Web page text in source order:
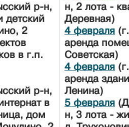
р-н,
детский
2
в г.п.
р-н,
в
дом
н, 2 лота -
Деревная)
4 февраля
аренда
Советская)
4 февраля
аренда
Ленина)
5 февраля
н, 3 лота -